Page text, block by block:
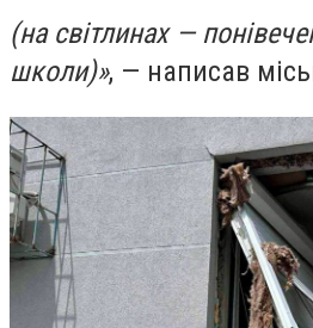
(на світлинах —
школи)», — написав